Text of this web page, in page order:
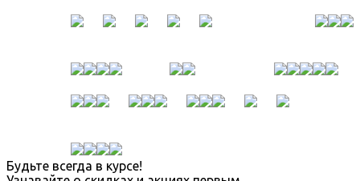
Будьте всегда в курсе!